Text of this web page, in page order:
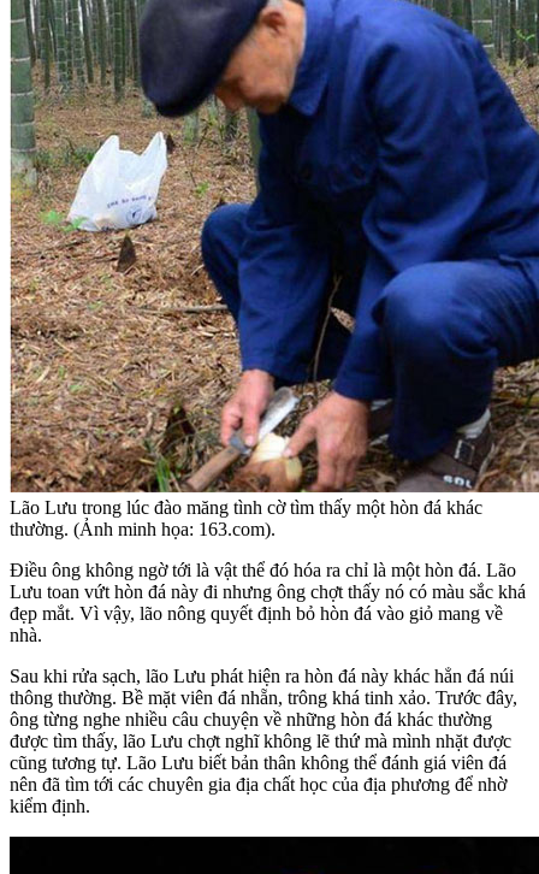
Lão Lưu trong lúc đào măng tình cờ tìm thấy một hòn đá khác
thường. (Ảnh minh họa: 163.com).
Điều ông không ngờ tới là vật thể đó hóa ra chỉ là một hòn đá. Lão
Lưu toan vứt hòn đá này đi nhưng ông chợt thấy nó có màu sắc khá
đẹp mắt. Vì vậy, lão nông quyết định bỏ hòn đá vào giỏ mang về
nhà.
Sau khi rửa sạch, lão Lưu phát hiện ra hòn đá này khác hẳn đá núi
thông thường. Bề mặt viên đá nhẵn, trông khá tinh xảo. Trước đây,
ông từng nghe nhiều câu chuyện về những hòn đá khác thường
được tìm thấy, lão Lưu chợt nghĩ không lẽ thứ mà mình nhặt được
cũng tương tự. Lão Lưu biết bản thân không thể đánh giá viên đá
nên đã tìm tới các chuyên gia địa chất học của địa phương để nhờ
kiểm định.